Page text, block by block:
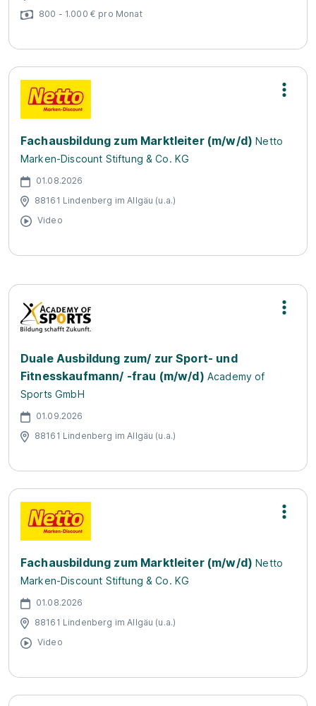
800 - 1.000 € pro Monat
Fachausbildung zum Marktleiter (m/w/d) Netto
Marken-Discount Stiftung & Co. KG
01.08.2026
88161 Lindenberg im Allgäu (u.a.)
Video
Duale Ausbildung zum/ zur Sport- und
Fitnesskaufmann/ -frau (m/w/d) Academy of
Sports GmbH
01.09.2026
88161 Lindenberg im Allgäu (u.a.)
Fachausbildung zum Marktleiter (m/w/d) Netto
Marken-Discount Stiftung & Co. KG
01.08.2026
88161 Lindenberg im Allgäu (u.a.)
Video